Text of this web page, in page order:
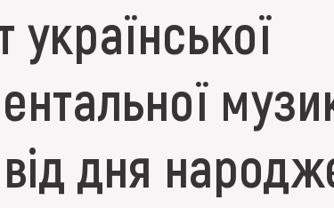
вишивка, скриня, ...
української
від дня